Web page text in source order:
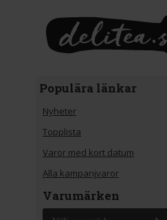
Populära länkar
Nyheter
Topplista
Varor med kort datum
Alla kampanjvaror
Varumärken